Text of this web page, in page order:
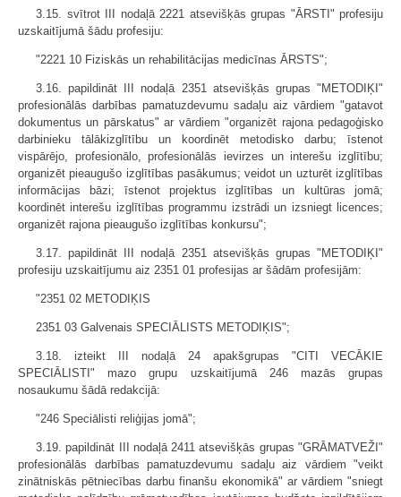
3.15. svītrot III nodaļā 2221 atsevišķās grupas "ĀRSTI" profesiju
uzskaitījumā šādu profesiju:
"2221 10 Fiziskās un rehabilitācijas medicīnas ĀRSTS";
3.16. papildināt III nodaļā 2351 atsevišķās grupas "METODIĶI"
profesionālās darbības pamatuzdevumu sadaļu aiz vārdiem "gatavot
dokumentus un pārskatus" ar vārdiem "organizēt rajona pedagoģisko
darbinieku tālākizglītību un koordinēt metodisko darbu; īstenot
vispārējo, profesionālo, profesionālās ievirzes un interešu izglītību;
organizēt pieaugušo izglītības pasākumus; veidot un uzturēt izglītības
informācijas bāzi; īstenot projektus izglītības un kultūras jomā;
koordinēt interešu izglītības programmu izstrādi un izsniegt licences;
organizēt rajona pieaugušo izglītības konkursu";
3.17. papildināt III nodaļā 2351 atsevišķās grupas "METODIĶI"
profesiju uzskaitījumu aiz 2351 01 profesijas ar šādām profesijām:
"2351 02 METODIĶIS
2351 03 Galvenais SPECIĀLISTS METODIĶIS";
3.18. izteikt III nodaļā 24 apakšgrupas "CITI VECĀKIE
SPECIĀLISTI" mazo grupu uzskaitījumā 246 mazās grupas
nosaukumu šādā redakcijā:
"246 Speciālisti reliģijas jomā";
3.19. papildināt III nodaļā 2411 atsevišķās grupas "GRĀMATVEŽI"
profesionālās darbības pamatuzdevumu sadaļu aiz vārdiem "veikt
zinātniskās pētniecības darbu finanšu ekonomikā" ar vārdiem "sniegt